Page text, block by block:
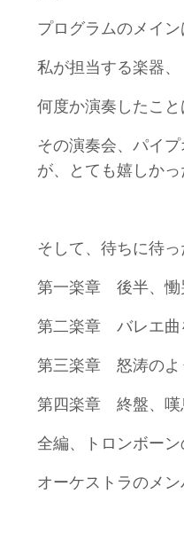
プログラムのメイ
私が担当する楽器、
何度か演奏したこと
その演奏会、パイ
が、とても嬉しかっ
そして、待ちに待っ
第一楽章 後半、慟
第二楽章 バレエ曲
第三楽章 怒涛のよ
第四楽章 終盤、嘆
全編、トロンボーン
オーケストラのメ